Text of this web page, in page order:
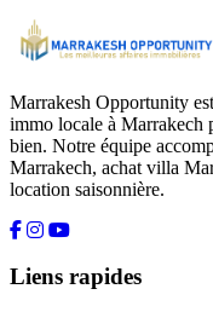
Marrakesh Opportunity
immo locale à Marrakech
bien. Notre équipe
Marrakech, achat villa
location saisonnière.
Liens rapides